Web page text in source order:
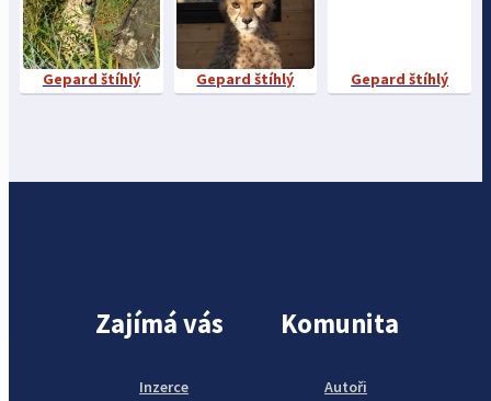
Gepard štíhlý Gepard štíhlý Gepard štíhlý
Zajímá vás
Inzerce
Komunita
Autoři